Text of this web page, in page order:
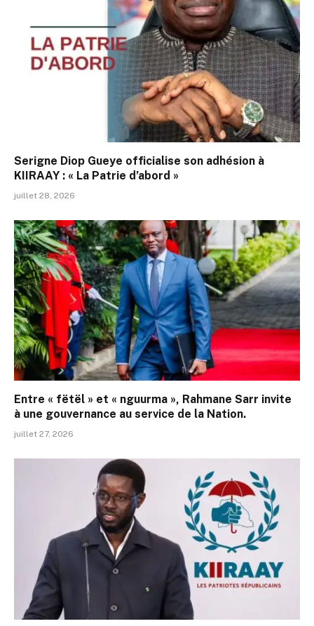
Serigne Diop Gueye officialise son adhésion à
KIIRAAY : « La Patrie d’abord »
juillet 28, 2026
Entre « fëtël » et « nguurma », Rahmane Sarr invite
à une gouvernance au service de la Nation.
juillet 27, 2026